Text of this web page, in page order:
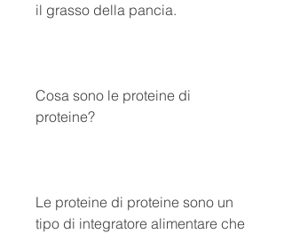
il grasso della pancia.
Cosa sono le proteine di
proteine?
Le proteine di proteine sono un
tipo di integratore alimentare che